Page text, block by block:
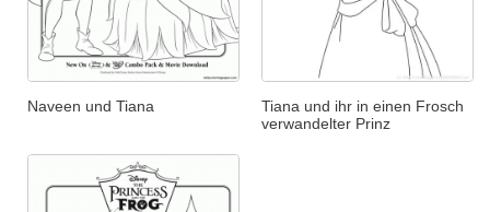
Naveen und Tiana
Tiana und ihr in einen Frosch
verwandelter Prinz